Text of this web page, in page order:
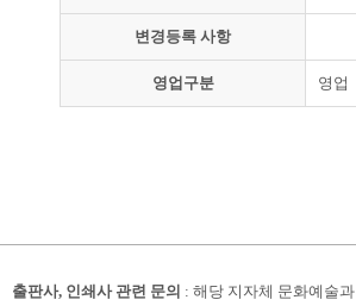
변경등록 사항
영업구분 영업
출판사, 인쇄사 관련 문의 : 해당 지자체 문화예술과